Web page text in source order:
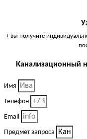
+ вы получите
Канализационный
Имя
Телефон
Email
Предмет запроса